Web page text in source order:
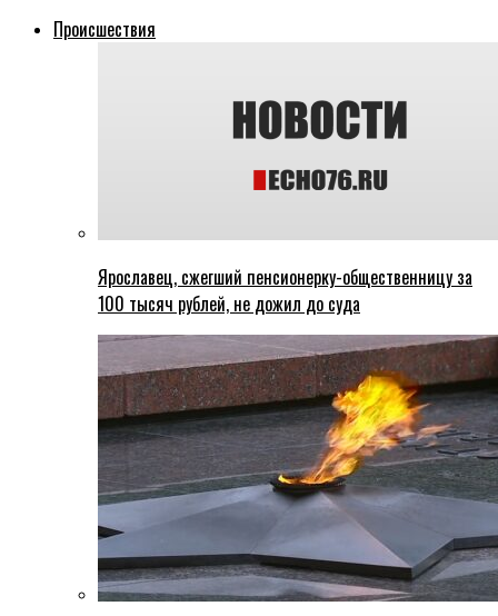
Происшествия
Ярославец, сжегший пенсионерку-общественницу за
100 тысяч рублей, не дожил до суда